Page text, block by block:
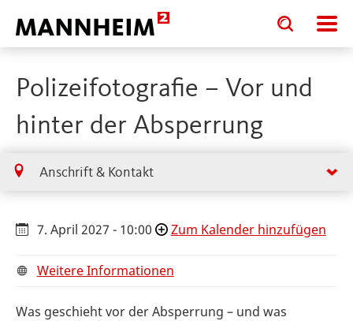
Toggle
search
input
Toggle
search
input
Polizeifotografie – Vor und
hinter der Absperrung
Anschrift & Kontakt
7. April 2027 - 10:00 Zum Kalender hinzufügen
Weitere Informationen
Was geschieht vor der Absperrung – und was